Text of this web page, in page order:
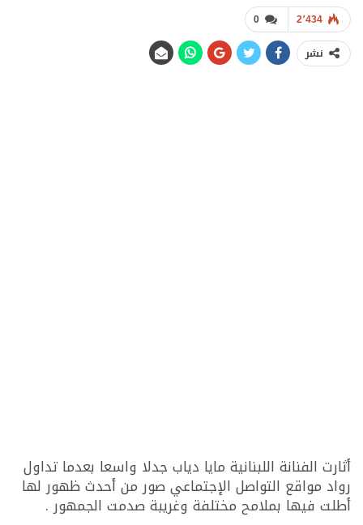
0 2٬434
نشر
أثارت الفنانة اللبنانية مايا دياب جدلا واسعا بعدما تداول
رواد مواقع التواصل الإجتماعي صور من أحدث ظهور لها
أطلت فيها بملامح مختلفة وغريبة صدمت الجمهور .